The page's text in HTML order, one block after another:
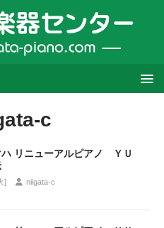
c
ハ リニューアルピアノ ＹＵ
] niigata-c